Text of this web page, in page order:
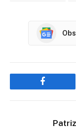
Facebook